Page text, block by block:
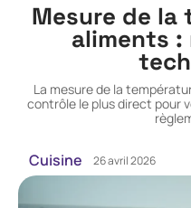
Mesure de la
aliments
La mesure de la
contrôle le plus direct pour
Cuisine 26 avril 2026